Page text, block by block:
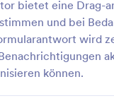
bietet eine Drag-
und bei
wird
können.
und
16
32